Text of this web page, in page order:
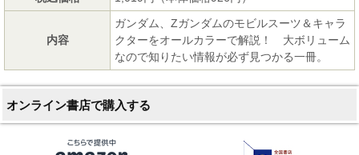
内容
ガンダム、Zガンダムのモビルスーツ＆キャラ
クターをオールカラーで解説！ 大ボリューム
なので知りたい情報が必ず見つかる一冊。
オンライン書店で購入する